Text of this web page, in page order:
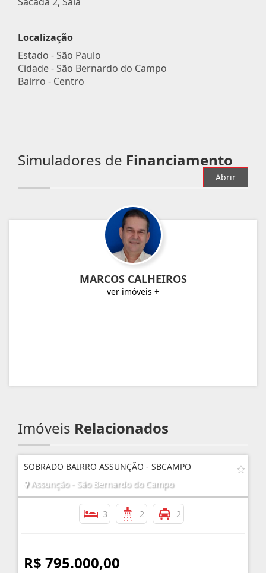
Localização
Estado -São Paulo
Cidade -São Bernardo do Campo
Bairro - Centro
Simuladores de Financiamento
Abrir
MARCOS CALHEIROS
ver imóveis +
Imóveis Relacionados
SOBRADO BAIRRO ASSUNÇÃO - SBCAMPO
Assunção - São Bernardo do Campo
3 2 2
R$ 795.000,00